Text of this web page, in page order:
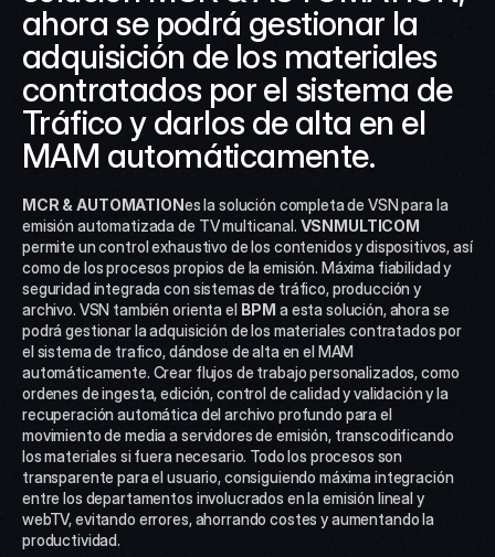
ahora se podrá gestionar la
adquisición de los materiales
contratados por el sistema de
Tráfico y darlos de alta en el
MAM automáticamente.
MCR & AUTOMATIONes la solución completa de VSN para la
emisión automatizada de TV multicanal. VSNMULTICOM
permite un control exhaustivo de los contenidos y dispositivos, así
como de los procesos propios de la emisión. Máxima fiabilidad y
seguridad integrada con sistemas de tráfico, producción y
archivo. VSN también orienta el BPM a esta solución, ahora se
podrá gestionar la adquisición de los materiales contratados por
el sistema de trafico, dándose de alta en el MAM
automáticamente. Crear flujos de trabajo personalizados, como
ordenes de ingesta, edición, control de calidad y validación y la
recuperación automática del archivo profundo para el
movimiento de media a servidores de emisión, transcodificando
los materiales si fuera necesario. Todo los procesos son
transparente para el usuario, consiguiendo máxima integración
entre los departamentos involucrados en la emisión lineal y
webTV, evitando errores, ahorrando costes y aumentando la
productividad.